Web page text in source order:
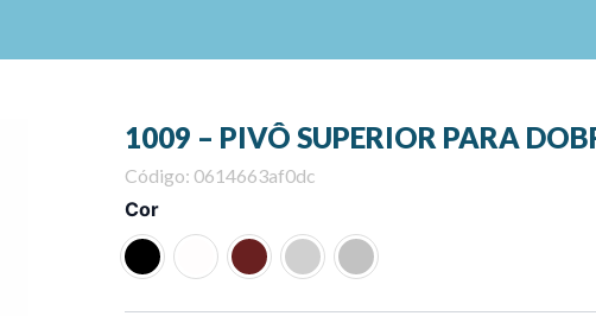
1009 – PIVÔ SUPERIOR PARA
Código: 0614663af0dc
Cor
1009
PIVÔ
SUPERIOR